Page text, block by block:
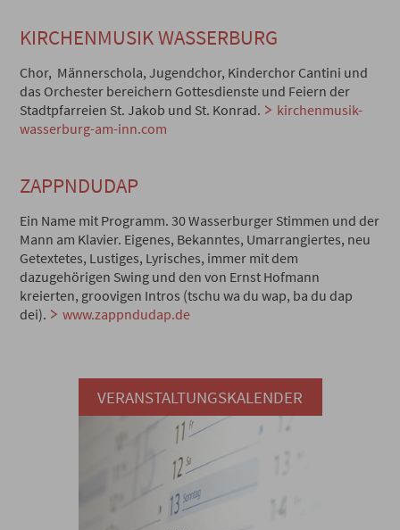
KIRCHENMUSIK WASSERBURG
Chor, Männerschola, Jugendchor, Kinderchor Cantini und
das Orchester bereichern Gottesdienste und Feiern der
Stadtpfarreien St. Jakob und St. Konrad.
kirchenmusik-
wasserburg-am-inn.com
ZAPPNDUDAP
Ein Name mit Programm. 30 Wasserburger Stimmen und der
Mann am Klavier. Eigenes, Bekanntes, Umarrangiertes, neu
Getextetes, Lustiges, Lyrisches, immer mit dem
dazugehörigen Swing und den von Ernst Hofmann
kreierten, groovigen Intros (tschu wa du wap, ba du dap
dei).
www.zappndudap.de
VERANSTALTUNGSKALENDER